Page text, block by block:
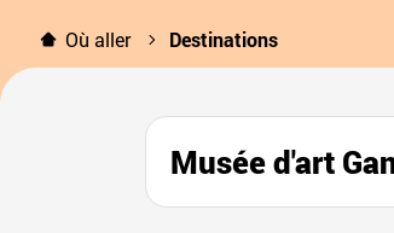
Où aller Destinations
Musée d'art